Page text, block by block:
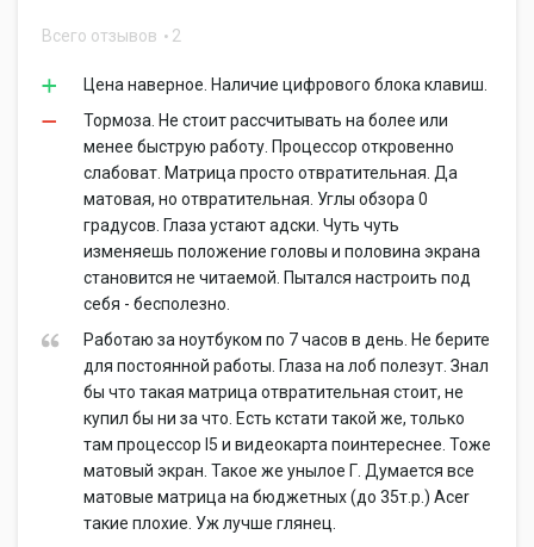
Всего отзывов 2
Цена наверное. Наличие цифрового блока клавиш.
Тормоза. Не стоит рассчитывать на более или
менее быструю работу. Процессор откровенно
слабоват. Матрица просто отвратительная. Да
матовая, но отвратительная. Углы обзора 0
градусов. Глаза устают адски. Чуть чуть
изменяешь положение головы и половина экрана
становится не читаемой. Пытался настроить под
себя - бесполезно.
Работаю за ноутбуком по 7 часов в день. Не берите
для постоянной работы. Глаза на лоб полезут. Знал
бы что такая матрица отвратительная стоит, не
купил бы ни за что. Есть кстати такой же, только
там процессор I5 и видеокарта поинтереснее. Тоже
матовый экран. Такое же унылое Г. Думается все
матовые матрица на бюджетных (до 35т.р.) Acer
такие плохие. Уж лучше глянец.